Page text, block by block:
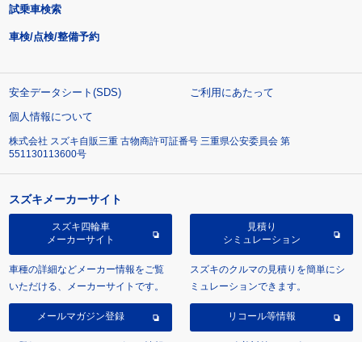
試乗車検索
車検/点検/整備予約
安全データシート(SDS)
ご利用にあたって
個人情報について
株式会社 スズキ自販三重 古物商許可証番号 三重県公安委員会 第
551130113600号
スズキメーカーサイト
スズキ四輪車
メーカーサイト
車種の詳細などメーカー情報をご覧
いただける、メーカーサイトです。
見積り
シミュレーション
スズキのクルマの見積りを簡単にシ
ミュレーションできます。
メールマガジン登録 リコール等情報